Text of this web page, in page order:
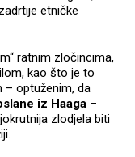
etničke
ratnim zločincima,
kao što je to
– optuženim, da
iz Haaga –
zlodjela biti